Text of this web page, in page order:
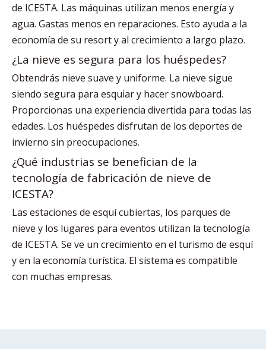
de ICESTA. Las máquinas utilizan menos energía y
agua. Gastas menos en reparaciones. Esto ayuda a la
economía de su resort y al crecimiento a largo plazo.
¿La nieve es segura para los huéspedes?
Obtendrás nieve suave y uniforme. La nieve sigue
siendo segura para esquiar y hacer snowboard.
Proporcionas una experiencia divertida para todas las
edades. Los huéspedes disfrutan de los deportes de
invierno sin preocupaciones.
¿Qué industrias se benefician de la
tecnología de fabricación de nieve de
ICESTA?
Las estaciones de esquí cubiertas, los parques de
nieve y los lugares para eventos utilizan la tecnología
de ICESTA. Se ve un crecimiento en el turismo de esquí
y en la economía turística. El sistema es compatible
con muchas empresas.